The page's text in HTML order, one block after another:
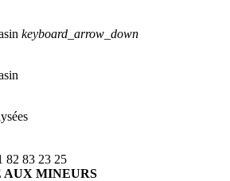
keyboard_arrow_down
82 83 23 25
MINEURS